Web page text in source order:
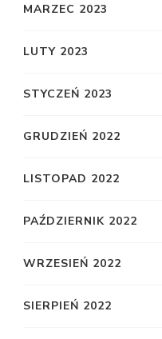
MARZEC 2023
LUTY 2023
STYCZEŃ 2023
GRUDZIEŃ 2022
LISTOPAD 2022
PAŹDZIERNIK 2022
WRZESIEŃ 2022
SIERPIEŃ 2022